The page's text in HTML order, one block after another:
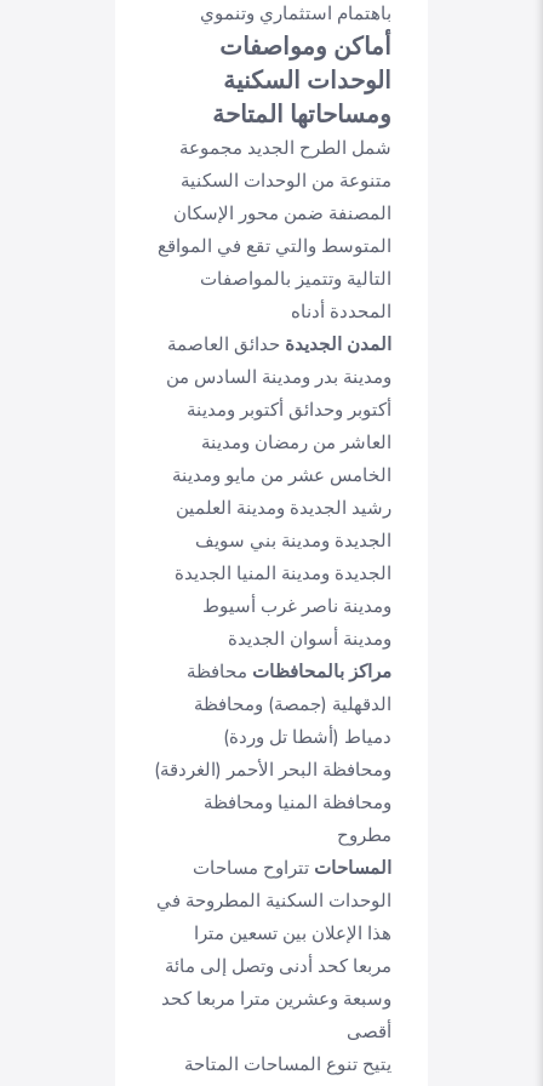
باهتمام استثماري وتنموي
أماكن ومواصفات
الوحدات السكنية
ومساحاتها المتاحة
شمل الطرح الجديد مجموعة
متنوعة من الوحدات السكنية
المصنفة ضمن محور الإسكان
المتوسط والتي تقع في المواقع
التالية وتتميز بالمواصفات
المحددة أدناه
المدن الجديدة حدائق العاصمة
ومدينة بدر ومدينة السادس من
أكتوبر وحدائق أكتوبر ومدينة
العاشر من رمضان ومدينة
الخامس عشر من مايو ومدينة
رشيد الجديدة ومدينة العلمين
الجديدة ومدينة بني سويف
الجديدة ومدينة المنيا الجديدة
ومدينة ناصر غرب أسيوط
ومدينة أسوان الجديدة
مراكز بالمحافظات محافظة
الدقهلية (جمصة) ومحافظة
دمياط (أشطا تل وردة)
ومحافظة البحر الأحمر (الغردقة)
ومحافظة المنيا ومحافظة
مطروح
المساحات تتراوح مساحات
الوحدات السكنية المطروحة في
هذا الإعلان بين تسعين مترا
مربعا كحد أدنى وتصل إلى مائة
وسبعة وعشرين مترا مربعا كحد
أقصى
يتيح تنوع المساحات المتاحة